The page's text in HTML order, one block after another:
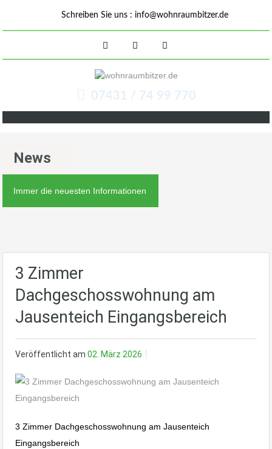
Schreiben Sie uns : info@wohnraumbitzer.de
07431 / 74 99 770
News
Immer die neuesten Informationen
3 Zimmer
Dachgeschosswohnung am
Jausenteich Eingangsbereich
Veröffentlicht am 02. März 2026
3 Zimmer Dachgeschosswohnung am Jausenteich
Eingangsbereich